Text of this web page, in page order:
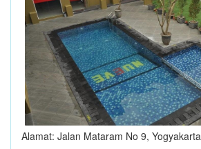
Alamat: Jalan Mataram No 9, Yogyakarta